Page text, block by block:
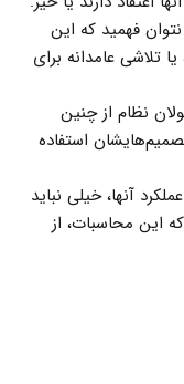
فهمید که این
تلاشی عامدانه برای
نظام از چنین
استفاده
آنها، خیلی نباید
این محاسبات، از